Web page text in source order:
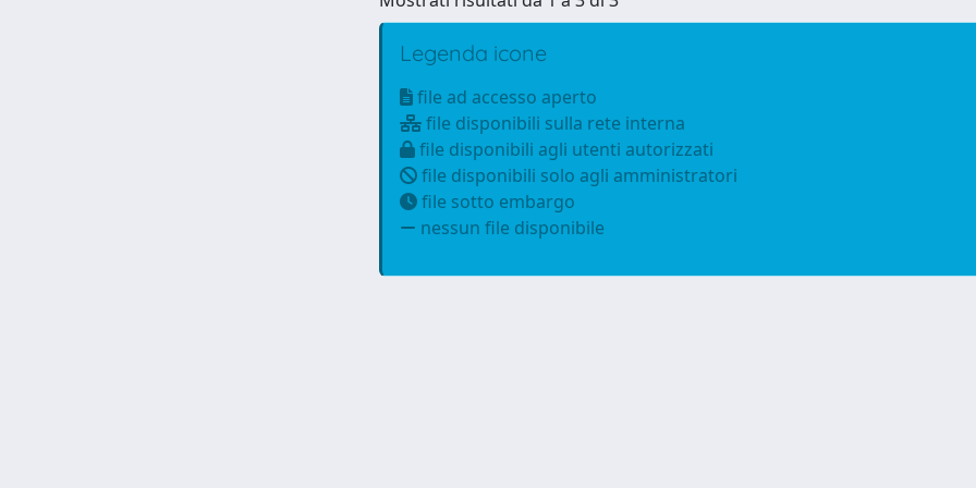
Legenda icone
file ad accesso aperto
file disponibili sulla rete interna
file disponibili agli utenti autorizzati
file disponibili solo agli amministratori
file sotto embargo
nessun file disponibile